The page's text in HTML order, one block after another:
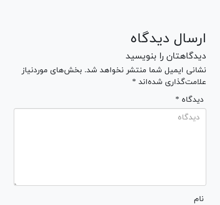
ارسال دیدگاه
دیدگاهتان را بنویسید
نشانی ایمیل شما منتشر نخواهد شد. بخش‌های موردنیاز
علامت‌گذاری شده‌اند *
* دیدگاه
نام